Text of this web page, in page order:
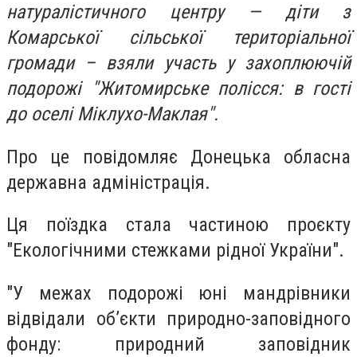
натуралістичного центру — діти з
Комарської сільської територіальної
громади – взяли участь у захоплюючій
подорожі "Житомирське полісся: в гості
до оселі Міклухо-Маклая".
Про це повідомляє Донецька обласна
державна адміністрація.
Ця поїздка стала частиною проєкту
"Екологічними стежками рідної України".
"У межах подорожі юні мандрівники
відвідали об’єкти природно-заповідного
фонду: природний заповідник